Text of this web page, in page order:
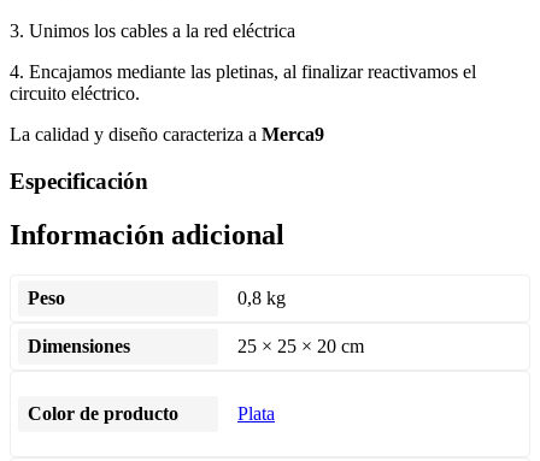
3. Unimos los cables a la red eléctrica
4. Encajamos mediante las pletinas, al finalizar reactivamos el
circuito eléctrico.
La calidad y diseño caracteriza a Merca9
Especificación
Información adicional
Peso 0,8 kg
Dimensiones 25 × 25 × 20 cm
Color de producto Plata